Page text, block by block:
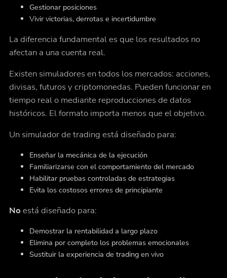
Gestionar posiciones
Vivir victorias, derrotas e incertidumbre
La diferencia fundamental es que los resultados no
afectan a una cuenta real.
Existen simuladores en todos los mercados: acciones,
divisas, futuros y criptomonedas. Pueden funcionar en
tiempo real o mediante reproducciones de datos
históricos. El formato importa menos que el objetivo.
Un simulador de trading está diseñado para:
Enseñar la mecánica de la ejecución
Familiarizarse con el comportamiento del mercado
Habilitar pruebas controladas de estrategias
Evita los costosos errores de principiante
No está diseñado para:
Demostrar la rentabilidad a largo plazo
Elimina por completo los problemas emocionales
Sustituir la experiencia de trading en vivo